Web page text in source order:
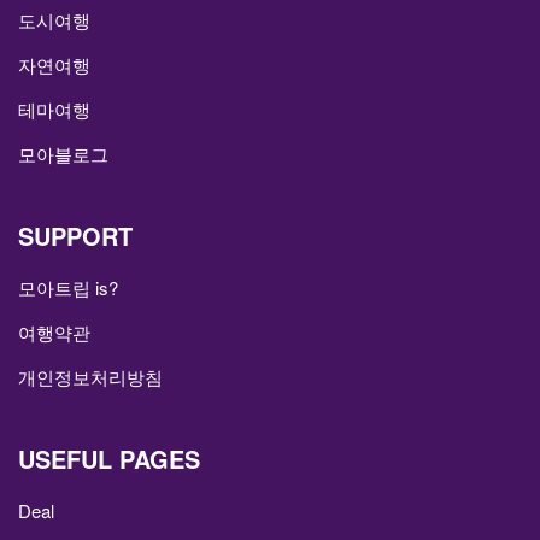
도시여행
자연여행
테마여행
모아블로그
SUPPORT
모아트립 is?
여행약관
개인정보처리방침
USEFUL PAGES
Deal